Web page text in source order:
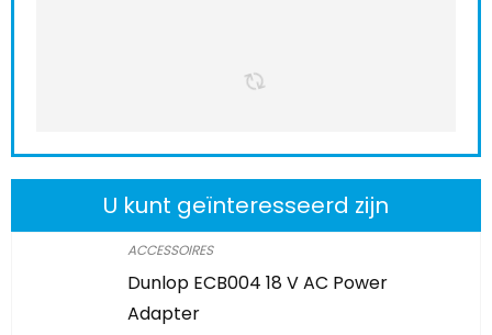
U kunt geïnteresseerd zijn
ACCESSOIRES
Dunlop ECB004 18 V AC Power
Adapter